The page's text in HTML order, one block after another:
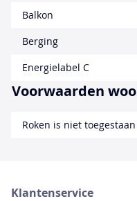
Balkon
Berging
Energielabel C
Voorwaarden
Roken is niet toegestaan
Klantenservice